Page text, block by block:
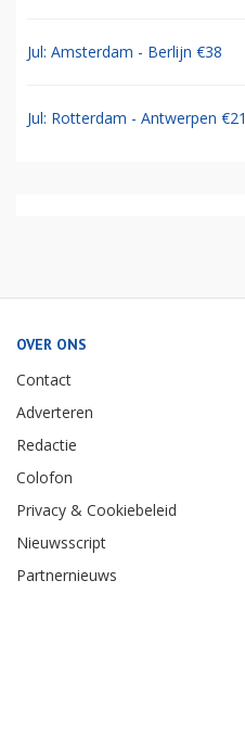
Jul: Amsterdam - Berlijn €38
Jul: Rotterdam - Antwerpen €21
OVER ONS
Contact
Adverteren
Redactie
Colofon
Privacy & Cookiebeleid
Nieuwsscript
Partnernieuws